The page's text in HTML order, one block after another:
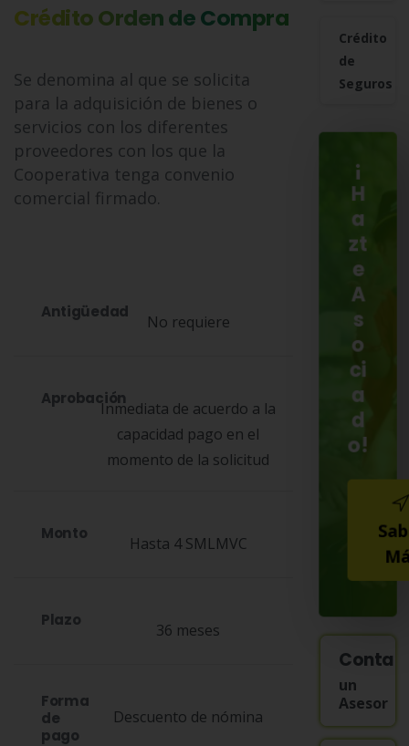
Crédito Orden de Compra
Se denomina al que se solicita
para la adquisición de bienes o
servicios con los diferentes
proveedores con los que la
Cooperativa tenga convenio
comercial firmado.
Antigüedad
No requiere
Aprobación
Inmediata de acuerdo a la
capacidad pago en el
momento de la solicitud
Monto
Hasta 4 SMLMVC
Plazo
36 meses
Forma
de
pago
Descuento de nómina
Crédito
de
Seguros
¡
H
a
zt
e
A
s
o
ci
a
d
o!
un
Asesor